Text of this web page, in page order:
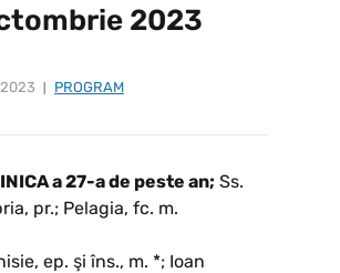
2023
PROGRAM
a 27-a de peste an; Ss.
pr.; Pelagia, fc. m.
ep. şi îns., m. *; Ioan